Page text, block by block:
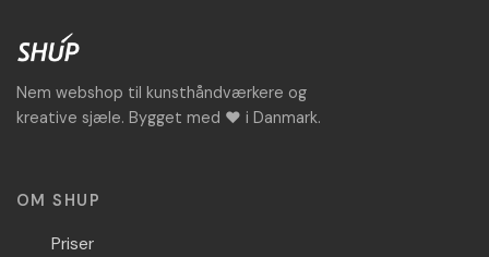
Nem webshop til kunsthåndværkere og
kreative sjæle. Bygget med ♥ i Danmark.
OM SHUP
Priser